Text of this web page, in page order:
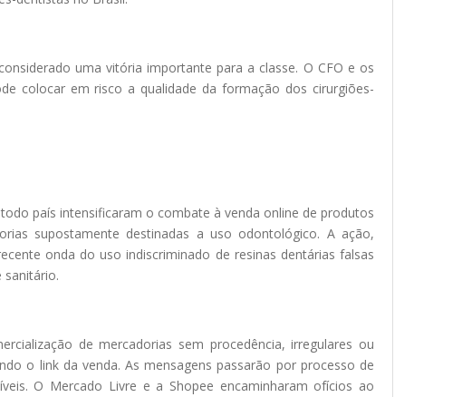
uma vitória importante para a classe. O CFO e os
colocar em risco a qualidade da formação dos cirurgiões-
país intensificaram o combate à venda online de produtos
supostamente destinadas a uso odontológico. A ação,
onda do uso indiscriminado de resinas dentárias falsas
de mercadorias sem procedência, irregulares ou
o link da venda. As mensagens passarão por processo de
O Mercado Livre e a Shopee encaminharam ofícios ao